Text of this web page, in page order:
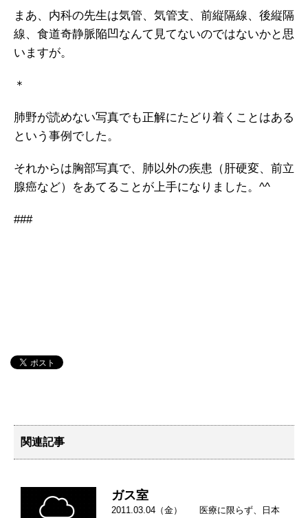
まあ、内科の先生は気管、気管支、前縦隔線、後縦隔
線、食道奇静脈陥凹なんて見てないのではないかと思
いますが。
＊
肺野が読めない写真でも正解にたどり着くことはある
という事例でした。
それからは胸部写真で、肺以外の疾患（肝硬変、前立
腺癌など）をあてることが上手になりました。^^
###
関連記事
ガス室
2011.03.04（金） 医療に限らず、日本